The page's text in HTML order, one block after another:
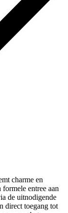
charme en
entree aan
de uitnodigende
direct toegang tot